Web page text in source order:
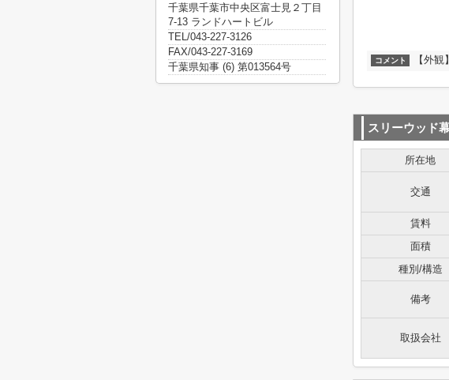
コメント 【外
スリーウッド
所在地
交通
賃料
面積
種別/構造
備考
取扱会社
千葉県千葉市中央区富士見２丁目
7-13 ランドハートビル
TEL/043-227-3126
FAX/043-227-3169
千葉県知事 (6) 第013564号